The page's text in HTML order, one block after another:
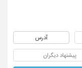
آدرس
پیشنهاد دیگران